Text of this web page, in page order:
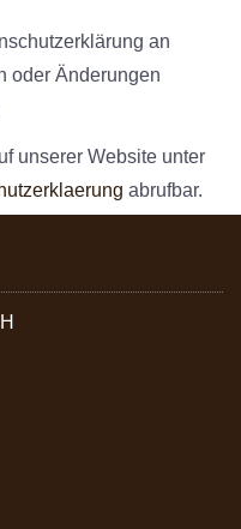
an
oder Änderungen
unserer Website unter
abrufbar.